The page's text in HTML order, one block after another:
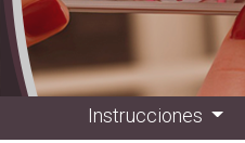
Instrucciones